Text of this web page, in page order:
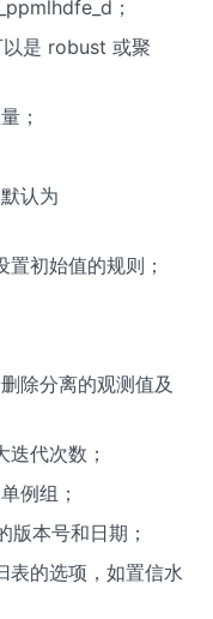
；
以是 robust 或聚
；
认为
置初始值的规则；
删除分离的观测值及
迭代次数；
例组；
版本号和日期；
表的选项，如置信水